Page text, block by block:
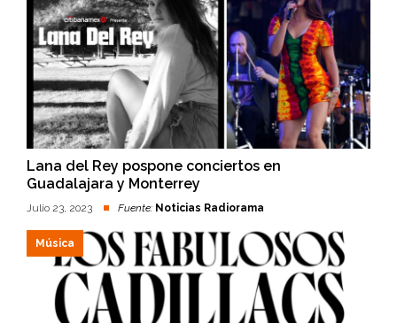
Lana del Rey pospone conciertos en
Guadalajara y Monterrey
Julio 23, 2023 Fuente: Noticias Radiorama
Música